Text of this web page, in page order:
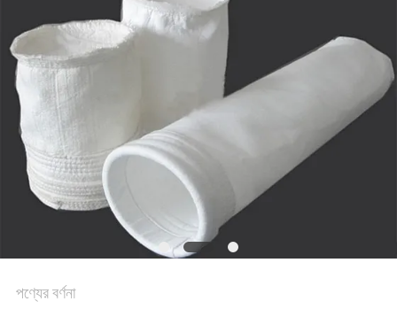
সাইট
ম্যাপ
PRIVACY
POLICY
পণ্যের বর্ণনা